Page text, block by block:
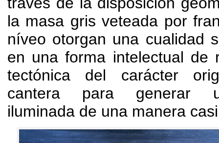
la masa gris veteada por
níveo otorgan una cualidad
en una forma intelectual de
tectónica del carácter
cantera para generar
iluminada de una manera